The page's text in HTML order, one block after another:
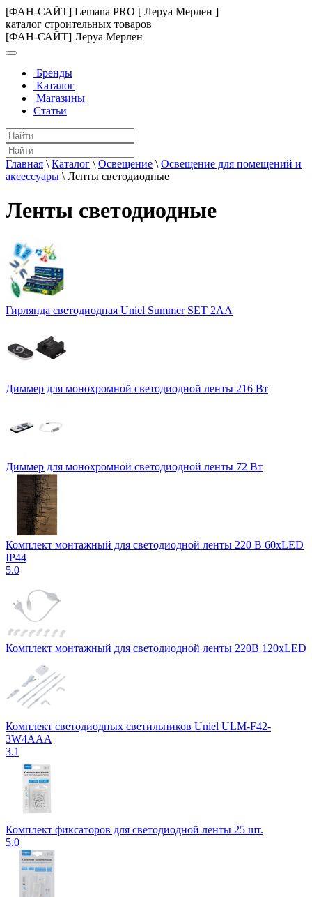
[ФАН-САЙТ] Lemana PRO [ Леруа Мерлен ]
каталог строительных товаров
[ФАН-САЙТ] Леруа Мерлен
Бренды
Каталог
Магазины
Статьи
Главная \ Каталог \ Освещение \ Освещение для помещений и
аксессуары \ Ленты светодиодные
Ленты светодиодные
Гирлянда светодиодная Uniel Summer SET 2AA
Диммер для монохромной светодиодной ленты 216 Вт
Диммер для монохромной светодиодной ленты 72 Вт
Комплект монтажный для светодиодной ленты 220 В 60xLED
IP44
5.0
Комплект монтажный для светодиодной ленты 220В 120xLED
Комплект светодиодных светильников Uniel ULM-F42-
3W4ААА
3.1
Комплект фиксаторов для светодиодной ленты 25 шт.
5.0